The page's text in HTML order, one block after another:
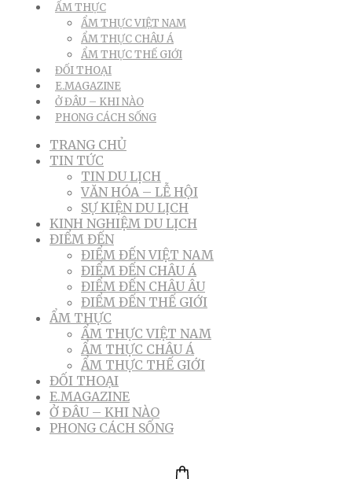
ẨM THỰC
ẨM THỰC VIỆT NAM
ẨM THỰC CHÂU Á
ẨM THỰC THẾ GIỚI
ĐỐI THOẠI
E.MAGAZINE
Ở ĐÂU – KHI NÀO
PHONG CÁCH SỐNG
TRANG CHỦ
TIN TỨC
TIN DU LỊCH
VĂN HÓA – LỄ HỘI
SỰ KIỆN DU LỊCH
KINH NGHIỆM DU LỊCH
ĐIỂM ĐẾN
ĐIỂM ĐẾN VIỆT NAM
ĐIỂM ĐẾN CHÂU Á
ĐIỂM ĐẾN CHÂU ÂU
ĐIỂM ĐẾN THẾ GIỚI
ẨM THỰC
ẨM THỰC VIỆT NAM
ẨM THỰC CHÂU Á
ẨM THỰC THẾ GIỚI
ĐỐI THOẠI
E.MAGAZINE
Ở ĐÂU – KHI NÀO
PHONG CÁCH SỐNG